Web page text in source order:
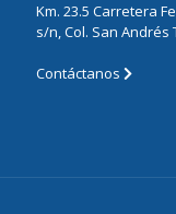
Km. 23.5 Carretera
s/n, Col. San Andrés
Contáctanos